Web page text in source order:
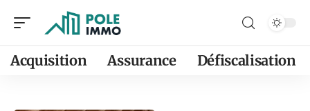
Acquisition Assurance Défiscalisation